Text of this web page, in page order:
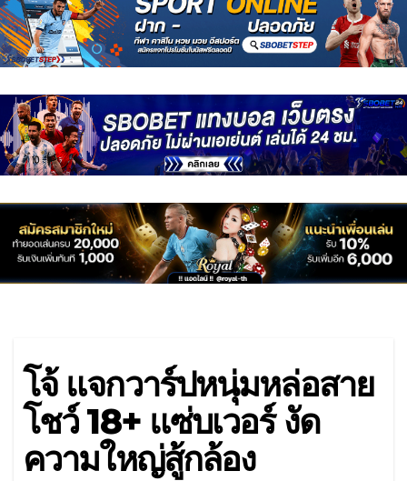
โจ้ แจกวาร์ปหนุ่มหล่อสาย
โชว์ 18+ แซ่บเวอร์ งัด
ความใหญ่สู้กล้อง